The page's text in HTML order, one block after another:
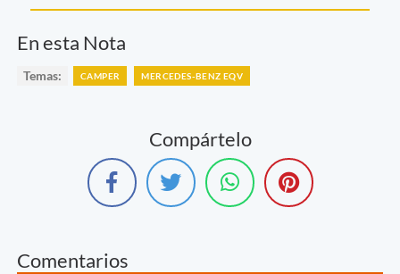
En esta Nota
Temas: CAMPER MERCEDES-BENZ EQV
Compártelo
Comentarios